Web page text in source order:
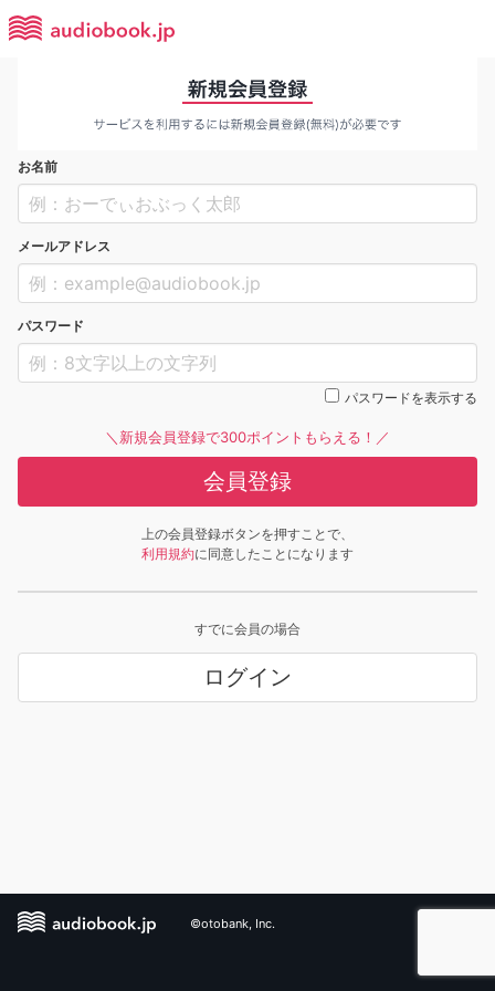
お名前
メールアドレス
パスワード
パスワードを表示する
＼新規会員登録で300ポイントもらえる！／
会員登録
上の会員登録ボタンを押すことで、
利用規約に同意したことになります
すでに会員の場合
ログイン
©otobank, Inc.